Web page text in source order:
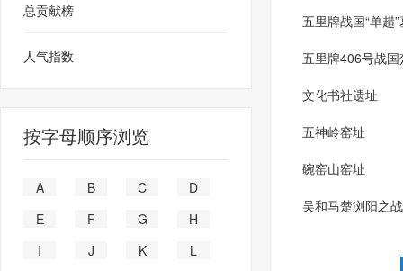
五里牌战国“单趞”
五里牌406号战国
文化书社遗址
五神岭窑址
碗窑山窑址
吴和马楚浏阳之战
总贡献榜
人气指数
按字母顺序浏览
A B C
D
E
F G
H
I
J K
L